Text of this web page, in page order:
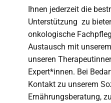
Ihnen jederzeit die
Unterstützung zu
onkologische
Austausch mit
unseren
Expert*innen. Bei
Kontakt zu unserem
Ernährungsberatung,